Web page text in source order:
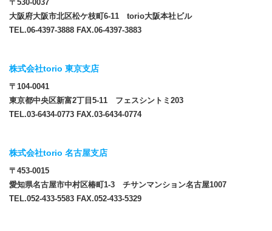
〒530-0037
大阪府大阪市北区松ケ枝町6-11 torio大阪本社ビル
TEL.06-4397-3888 FAX.06-4397-3883
株式会社torio 東京支店
〒104-0041
東京都中央区新富2丁目5-11 フェスシントミ203
TEL.03-6434-0773 FAX.03-6434-0774
株式会社torio 名古屋支店
〒453-0015
愛知県名古屋市中村区椿町1-3 チサンマンション名古屋1007
TEL.052-433-5583 FAX.052-433-5329